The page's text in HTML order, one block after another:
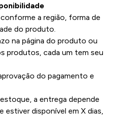
a região, forma de
do produto.
na página do produto ou
produtos, cada um tem seu
do pagamento e
a entrega depende
estiver disponível em X dias,